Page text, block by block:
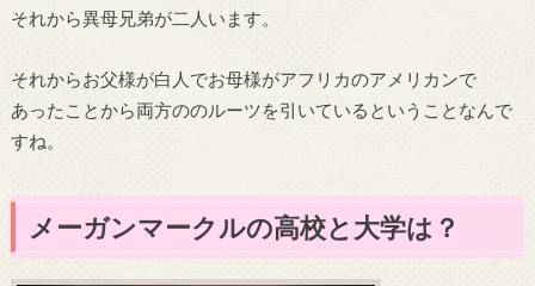
それから異母兄弟が二人います。
それからお父様が白人でお母様がアフリカのアメリカンで
あったことから両方ののルーツを引いているということなんで
すね。
メーガンマークルの高校と大学は？